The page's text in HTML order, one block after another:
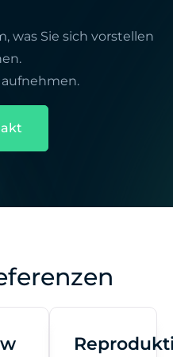
was Sie sich vorstellen